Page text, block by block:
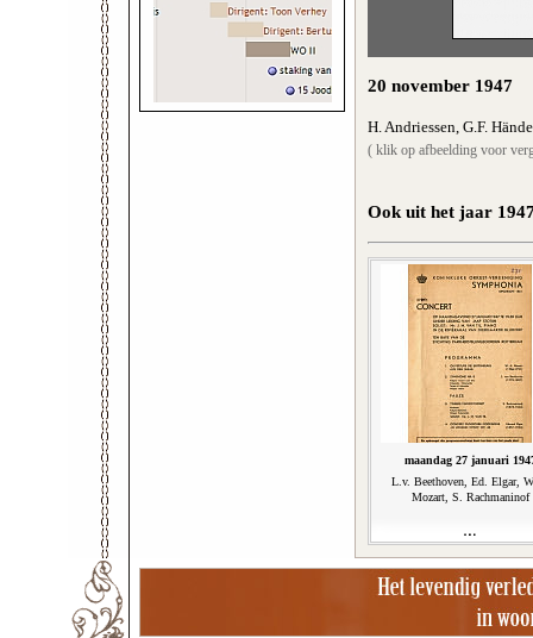
20 november 1947
H. Andriessen, G.F.
( klik op afbeelding voor
Ook uit het jaar
maandag 27 januari
L.v. Beethoven, Ed. Elgar,
Mozart, S. Rachmaninof